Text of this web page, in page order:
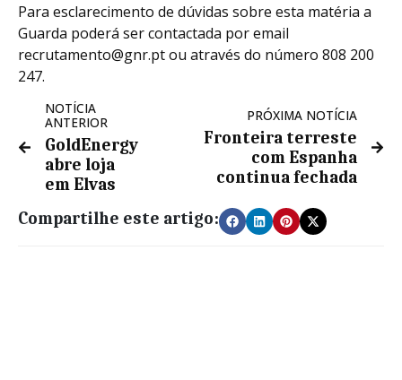
Para esclarecimento de dúvidas sobre esta matéria a
Guarda poderá ser contactada por email
recrutamento@gnr.pt ou através do número 808 200
247.
NOTÍCIA
ANTERIOR
GoldEnergy
abre loja
em Elvas
PRÓXIMA NOTÍCIA
Fronteira terreste
com Espanha
continua fechada
Compartilhe este artigo: